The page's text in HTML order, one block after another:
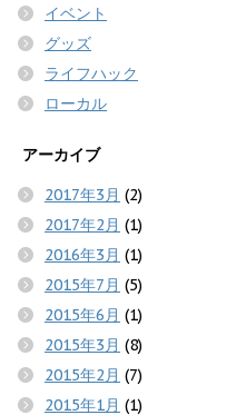
イベント
グッズ
ライフハック
ローカル
アーカイブ
2017年3月 (2)
2017年2月 (1)
2016年3月 (1)
2015年7月 (5)
2015年6月 (1)
2015年3月 (8)
2015年2月 (7)
2015年1月 (1)